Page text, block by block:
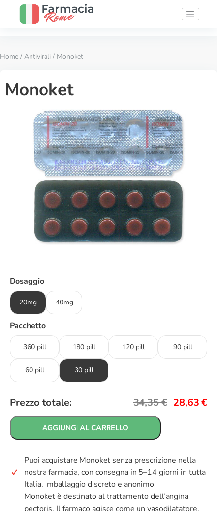
Home / Antivirali / Monoket
Monoket
Dosaggio
20mg 40mg
Pacchetto
360 pill 180 pill 120 pill 90 pill
60 pill 30 pill
Prezzo totale: 34,35€ 28,63 €
AGGIUNGI AL CARRELLO
Puoi acquistare Monoket senza prescrizione nella
nostra farmacia, con consegna in 5–14 giorni in tutta
Italia. Imballaggio discreto e anonimo.
Monoket è destinato al trattamento dell’angina
pectoris. Il farmaco agisce come un vasodilatatore,